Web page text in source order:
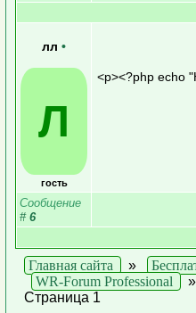
лл •
Л
гость
<p><?php echo
Сообщение
# 6
Главная сайта »
WR-Forum Professional
Страница 1